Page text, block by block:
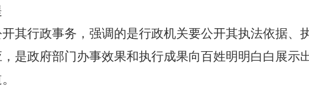
其行政事务，强调的是行政机关要公开其执法依据、
是政府部门办事效果和执行成果向百姓明明白白展